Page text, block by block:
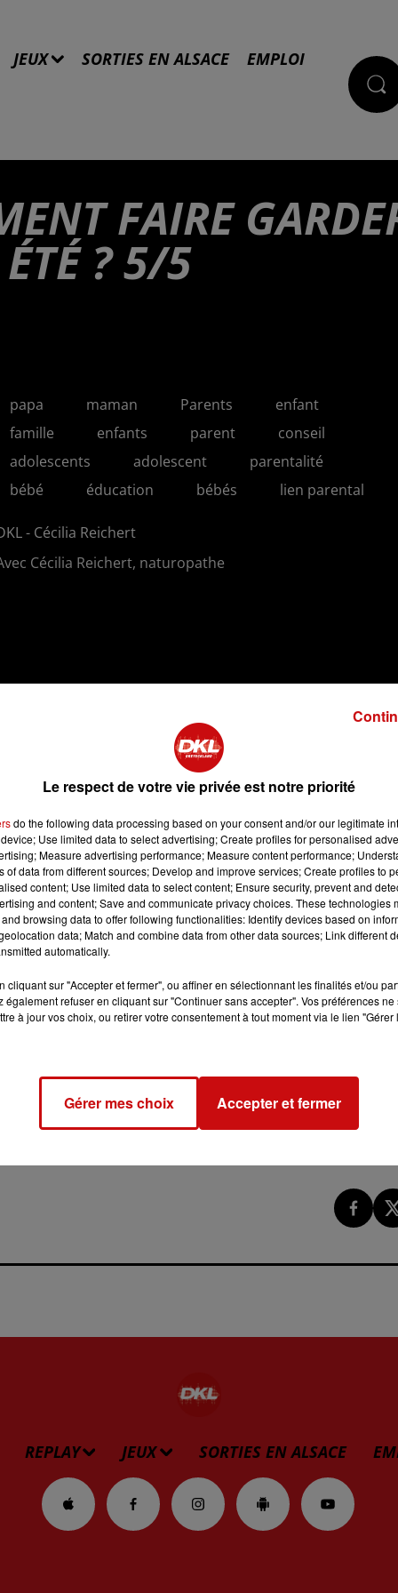
JEUX SORTIES EN ALSACE EMPLOI
FAIRE
? 5/5
papa maman Parents
enfant
famille
enfants parent
conseil
adolescents
adolescent
parentalité
bébé
éducation bébés lien parental
- Cécilia Reichert
Cécilia Reichert, naturopathe
2 min 4
CET ÉTÉ ? 5/5
grâce à Cécilia Reichert (éducatrice de jeunes enfants).
REPLAY JEUX SORTIES EN ALSACE
Le respect de votre vie privée est notre priorité
do the following data processing based on your consent and/or our legitimate
Use limited data to select advertising; Create profiles for personalised
Measure advertising performance; Measure content performance;
of data from different sources; Develop and improve services; Create profiles to
content; Use limited data to select content; Ensure security, prevent and
and content; Save and communicate privacy choices. These technologies
browsing data to offer following functionalities: Identify devices based on
data; Match and combine data from other data sources; Link different
automatically.
cliquant sur "Accepter et fermer", ou affiner en sélectionnant les finalités et/ou
également refuser en cliquant sur "Continuer sans accepter". Vos préférences
à jour vos choix, ou retirer votre consentement à tout moment via le lien
Gérer mes choix Accepter et fermer